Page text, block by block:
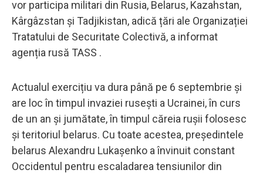
vor participa militari din Rusia, Belarus, Kazahstan,
Kârgâzstan și Tadjikistan, adică țări ale Organizației
Tratatului de Securitate Colectivă, a informat
agenția rusă TASS .
Actualul exercițiu va dura până pe 6 septembrie și
are loc în timpul invaziei rusești a Ucrainei, în curs
de un an și jumătate, în timpul căreia rușii folosesc
și teritoriul belarus. Cu toate acestea, președintele
belarus Alexandru Lukașenko a învinuit constant
Occidentul pentru escaladarea tensiunilor din